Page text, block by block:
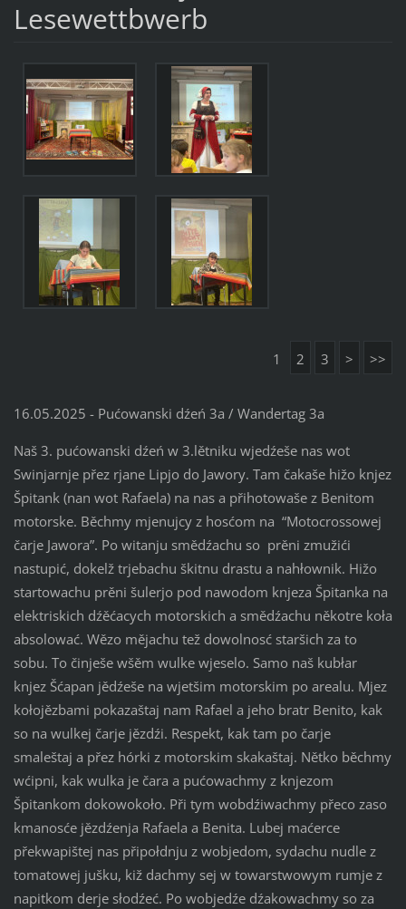
Lesewettbwerb
1 2 3 > >>
16.05.2025 - Pućowanski dźeń 3a / Wandertag 3a
Naš 3. pućowanski dźeń w 3.lětniku wjedźeše nas wot
Swinjarnje přez rjane Lipjo do Jawory. Tam čakaše hižo knjez
Špitank (nan wot Rafaela) na nas a přihotowaše z Benitom
motorske. Běchmy mjenujcy z hosćom na “Motocrossowej
čarje Jawora”. Po witanju smědźachu so prěni zmužići
nastupić, dokelž trjebachu škitnu drastu a nahłownik. Hižo
startowachu prěni šulerjo pod nawodom knjeza Špitanka na
elektriskich dźěćacych motorskich a smědźachu někotre koła
absolować. Wězo mějachu tež dowolnosć staršich za to
sobu. To činješe wšěm wulke wjeselo. Samo naš kubłar
knjez Šćapan jědźeše na wjetšim motorskim po arealu. Mjez
kołojězbami pokazaštaj nam Rafael a jeho bratr Benito, kak
so na wulkej čarje jězdźi. Respekt, kak tam po čarje
smaleštaj a přez hórki z motorskim skakaštaj. Nětko běchmy
wćipni, kak wulka je čara a pućowachmy z knjezom
Špitankom dokowokoło. Při tym wobdźiwachmy přeco zaso
kmanosće jězdźenja Rafaela a Benita. Lubej maćerce
překwapištej nas připołdnju z wobjedom, sydachu nudle z
tomatowej jušku, kiž dachmy sej w towarstwowym rumje z
napitkom derje słodźeć. Po wobjedźe dźakowachmy so za